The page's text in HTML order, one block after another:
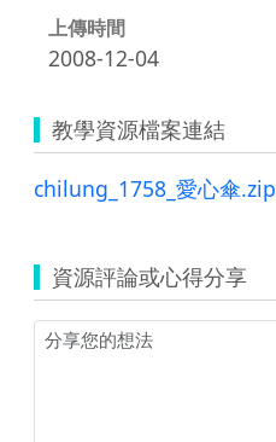
上傳時間
2008-12-04
教學資源檔案連結
chilung_1758_愛心傘.zip
資源評論或心得分享